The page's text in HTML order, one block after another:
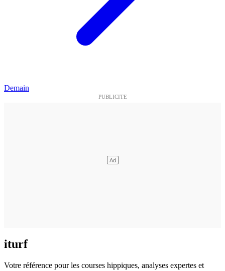
Demain
iturf
Votre référence pour les courses hippiques, analyses expertes et